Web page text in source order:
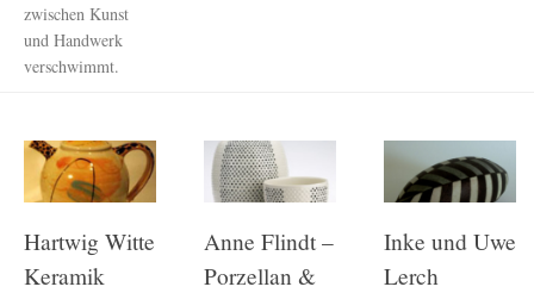
zwischen Kunst
und Handwerk
verschwimmt.
Hartwig Witte
Keramik
Anne Flindt –
Porzellan &
Inke und Uwe
Lerch